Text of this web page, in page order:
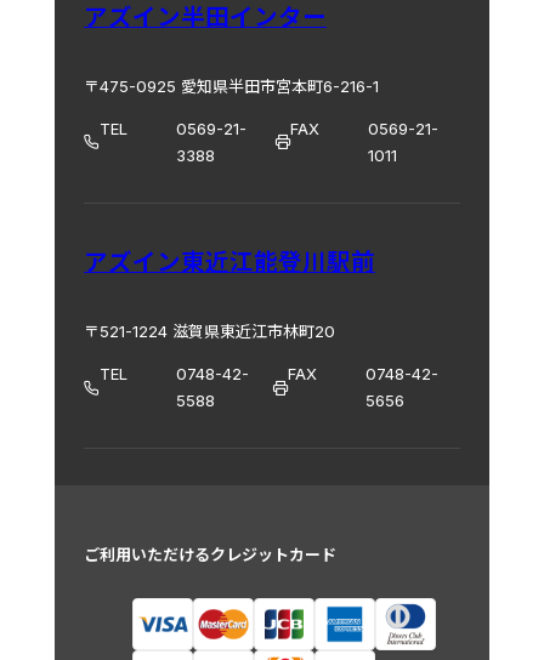
アズイン半田インター
〒475-0925 愛知県半田市宮本町6-216-1
TEL
0569-21-
3388
FAX
0569-21-
1011
アズイン東近江能登川駅前
〒521-1224 滋賀県東近江市林町20
TEL
0748-42-
5588
FAX
0748-42-
5656
ご利用いただけるクレジットカード